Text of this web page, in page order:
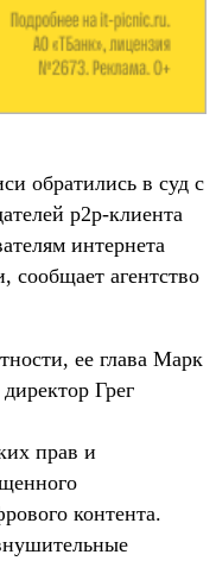
обратились в суд с
p2p-клиента
интернета
сообщает агентство
ее глава Марк
Грег
прав и
контента.